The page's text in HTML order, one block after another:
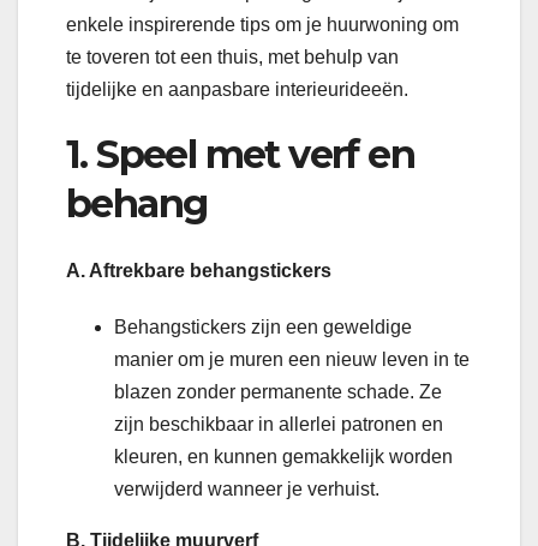
enkele inspirerende tips om je huurwoning om
te toveren tot een thuis, met behulp van
tijdelijke en aanpasbare interieurideeën.
1. Speel met verf en
behang
A. Aftrekbare behangstickers
Behangstickers zijn een geweldige
manier om je muren een nieuw leven in te
blazen zonder permanente schade. Ze
zijn beschikbaar in allerlei patronen en
kleuren, en kunnen gemakkelijk worden
verwijderd wanneer je verhuist.
B. Tijdelijke muurverf